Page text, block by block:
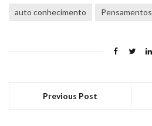
auto conhecimento Pensamentos
Previous Post